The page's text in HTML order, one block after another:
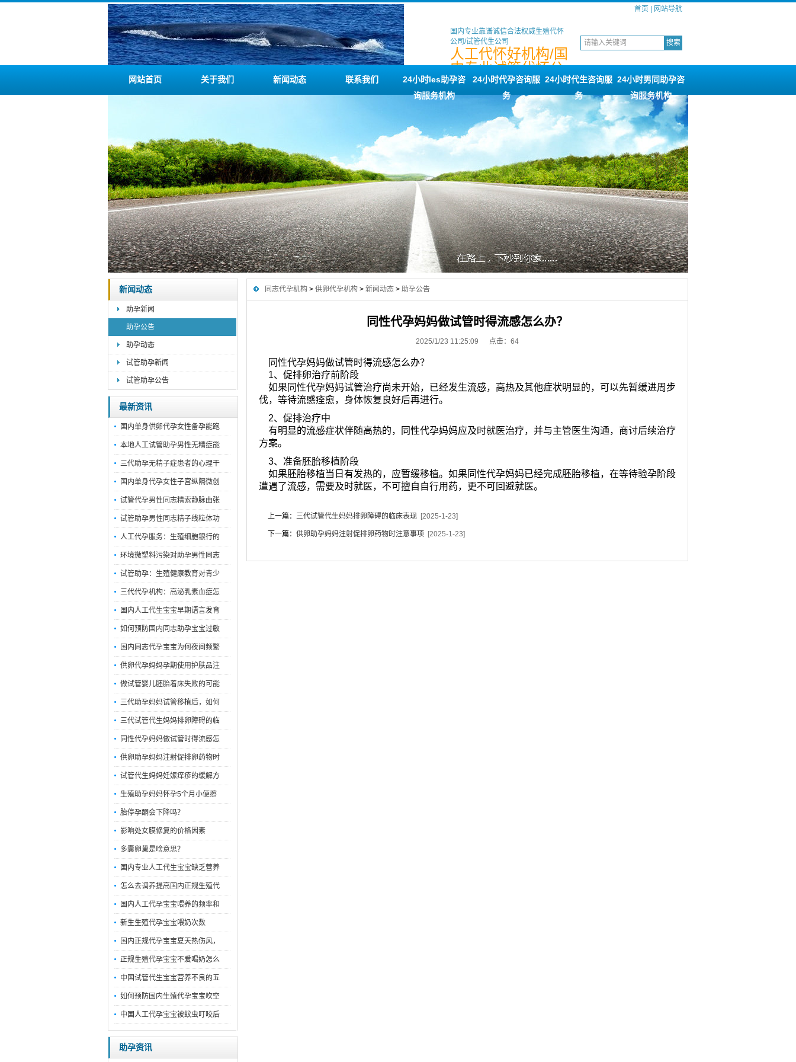
首页 网站导航
国内专业靠谱诚信合法权威生殖代怀
公司/试管代生公司
人工代怀好机构/国
内专业试管代怀公
司/代怀咨询服务
网站首页 关于我们 新闻动态 联系我们
24小时les助孕咨
询服务机构
24小时代孕咨询服
务
24小时代生咨询服
务
24小时男同助孕咨
询服务机构
新闻动态
助孕新闻
助孕公告
助孕动态
试管助孕新闻
试管助孕公告
最新资讯
国内单身供卵代孕女性备孕能跑
本地人工试管助孕男性无精症能
三代助孕无精子症患者的心理干
国内单身代孕女性子宫纵隔微创
试管代孕男性同志精索静脉曲张
试管助孕男性同志精子线粒体功
人工代孕服务：生殖细胞银行的
环境微塑料污染对助孕男性同志
试管助孕：生殖健康教育对青少
三代代孕机构：高泌乳素血症怎
国内人工代生宝宝早期语言发育
如何预防国内同志助孕宝宝过敏
国内同志代孕宝宝为何夜间频繁
供卵代孕妈妈孕期使用护肤品注
做试管婴儿胚胎着床失败的可能
三代助孕妈妈试管移植后，如何
三代试管代生妈妈排卵障碍的临
同性代孕妈妈做试管时得流感怎
供卵助孕妈妈注射促排卵药物时
试管代生妈妈妊娠痒疹的缓解方
生殖助孕妈妈怀孕5个月小便擦
胎停孕酮会下降吗？
影响处女膜修复的价格因素
多囊卵巢是啥意思？
国内专业人工代生宝宝缺乏营养
怎么去调养提高国内正规生殖代
国内人工代孕宝宝喂养的频率和
新生生殖代孕宝宝喂奶次数
国内正规代孕宝宝夏天热伤风，
正规生殖代孕宝宝不爱喝奶怎么
中国试管代生宝宝营养不良的五
如何预防国内生殖代孕宝宝吹空
中国人工代孕宝宝被蚊虫叮咬后
助孕资讯
同志代孕机构 > 供卵代孕机构 > 新闻动态 > 助孕公告
同性代孕妈妈做试管时得流感怎么办？
2025/1/23 11:25:09 点击： 64
同性代孕妈妈做试管时得流感怎么办？
1、促排卵治疗前阶段
如果同性代孕妈妈试管治疗尚未开始，已经发生流感，高热及其他症状明显的，可以先暂缓进周步
伐，等待流感痊愈，身体恢复良好后再进行。
2、促排治疗中
有明显的流感症状伴随高热的，同性代孕妈妈应及时就医治疗，并与主管医生沟通，商讨后续治疗
方案。
3、准备胚胎移植阶段
如果胚胎移植当日有发热的，应暂缓移植。如果同性代孕妈妈已经完成胚胎移植，在等待验孕阶段
遭遇了流感，需要及时就医，不可擅自自行用药，更不可回避就医。
上一篇： 三代试管代生妈妈排卵障碍的临床表现 [2025-1-23]
下一篇： 供卵助孕妈妈注射促排卵药物时注意事项 [2025-1-23]